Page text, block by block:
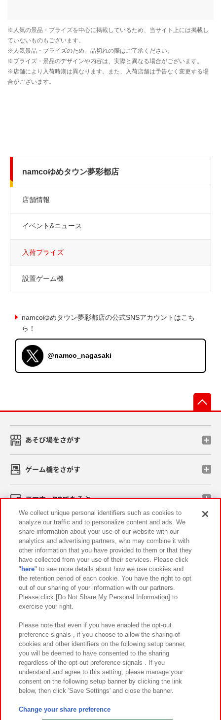
namcoゆめタウン夢彩都店
店舗情報
イベント&ニュース
入荷プライズ
設置ゲーム機
namcoゆめタウン夢彩都店の公式SNSアカウントはこち
ら！
@namco_nagasaki
あそび場をさがす
ゲーム機をさがす
スマホ・PCであそぶ
イベント・キャンペーン
関連会社 サステナビリティ サイトポリシー
プライバシーポリシー ウェブアクセシビリティ方針と検証結果
お取引先さまとともに
カスタマーハラスメント対応方針 よくあるご質問・お問い合わせ
©Bandai Namco Amusement Inc.
©Bandai Namco Amusement Lab Inc.
We collect unique personal identifiers such as cookies to
analyze our traffic and to personalize content and ads. We
share information about your use of our website with our
analytics and advertising partners, who may combine it with
other information that you have provided to them or that they
have collected from your use of their services. Please click
" here" to see more details about how we use cookies and
the retention period of each cookie. You have the right to opt
out of our sharing of your information with our partners.
Please click [Do Not Share My Personal Information] to
exercise your right.
Please note that even if you have enabled the opt-out
preference signals , if you choose to allow the sharing of
cookies and other identifiers on the following setup banner,
you will be deemed to have consented to the sharing
regardless of the opt-out preference signals . If you
understand and agree to this setting, please manage your
consent on the following setup banner by clicking the link
below, then click 'Save Settings' and close the banner.
Change your share preference